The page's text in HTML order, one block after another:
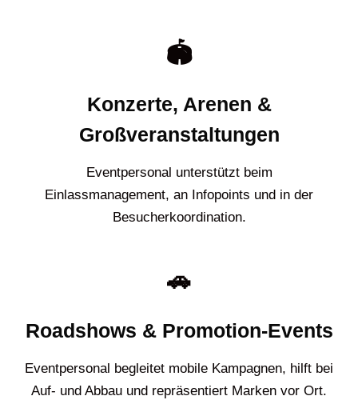
🏟️
Konzerte, Arenen &
Großveranstaltungen
Eventpersonal unterstützt beim
Einlassmanagement, an Infopoints und in der
Besucherkoordination.
🚗
Roadshows & Promotion-Events
Eventpersonal begleitet mobile Kampagnen, hilft bei
Auf- und Abbau und repräsentiert Marken vor Ort.